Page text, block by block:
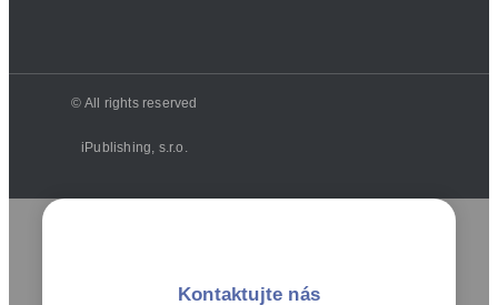
© All rights reserved
iPublishing, s.r.o.
Kontaktujte nás